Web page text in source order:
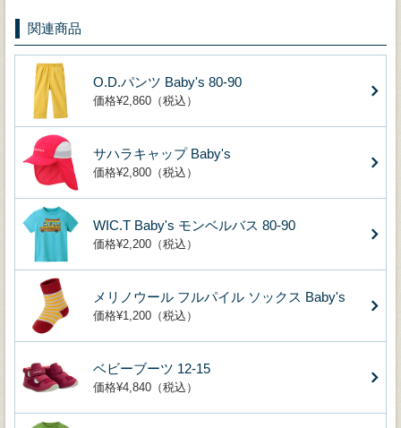
関連商品
O.D.パンツ Baby's 80-90
価格¥2,860（税込）
サハラキャップ Baby's
価格¥2,800（税込）
WIC.T Baby's モンベルバス 80-90
価格¥2,200（税込）
メリノウール フルパイル ソックス Baby's
価格¥1,200（税込）
ベビーブーツ 12-15
価格¥4,840（税込）